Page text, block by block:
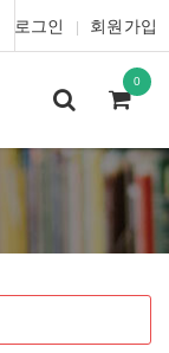
로그인 회원가입
0